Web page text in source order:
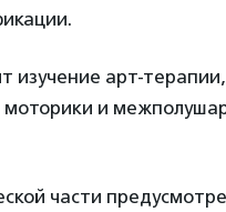
изучение арт-
и
части